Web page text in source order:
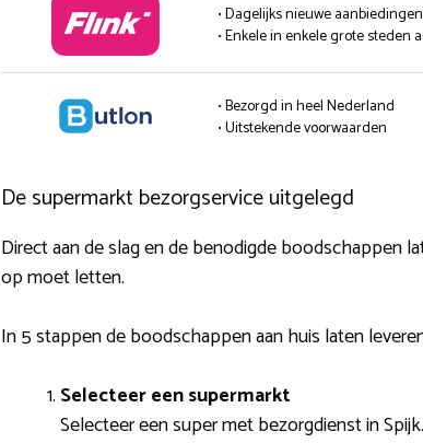
• Dagelijks nieuwe aanbiedingen
• Enkele in enkele grote steden
• Bezorgd in heel Nederland
• Uitstekende voorwaarden
De supermarkt bezorgservice uitgelegd
Direct aan de slag en de benodigde boodschappen
op moet letten.
In 5 stappen de boodschappen aan huis laten
Selecteer een supermarkt
Selecteer een super met bezorgdienst in